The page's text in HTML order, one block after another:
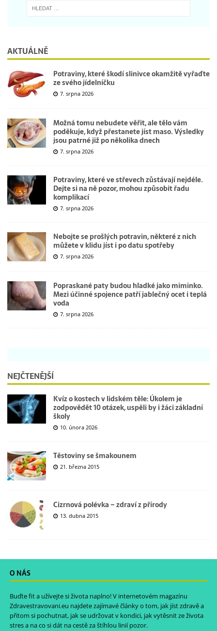
AKTUÁLNĚ
Potraviny, které škodí slinivce okamžitě vyřaďte
ze svého jídelníčku
7. srpna 2026
Možná tomu nebudete věřit, ale tělo vám
poděkuje, když přestanete jíst maso. Výsledky
jsou patrné již po několika dnech
7. srpna 2026
Potraviny, které ve střevech zůstávají nejdéle.
Dejte si na ně pozor, mohou způsobit řadu
komplikací
7. srpna 2026
Nebojte se prošlých potravin, některé z nich
můžete v klidu jíst i po datu spotřeby
7. srpna 2026
Popraskané paty budou hladké jako miminko.
Mezi účinné spojence patří jablečný ocet i teplá
voda
7. srpna 2026
NEJČTENĚJŠÍ
Kvíz o kostech v lidském těle: Úkolem je
zodpovědět 10 otázek, uspěli by i žáci základní
školy
10. února 2026
Těstoviny se šmakounem
21. března 2015
Cizrnová polévka – zdraví z přírody
13. dubna 2015
O NÁS
Buďte fit a užívejte si života naplno! V internetovém magazínu
Zdravestravovani.eu najdete zajímavé články o tom, jak jíst zdravě a
přitom si pochutnat, jak se udržovat v kondici, jak vytěsnit ze života
stres a na co si dát na cestě za štíhlou linií pozor.